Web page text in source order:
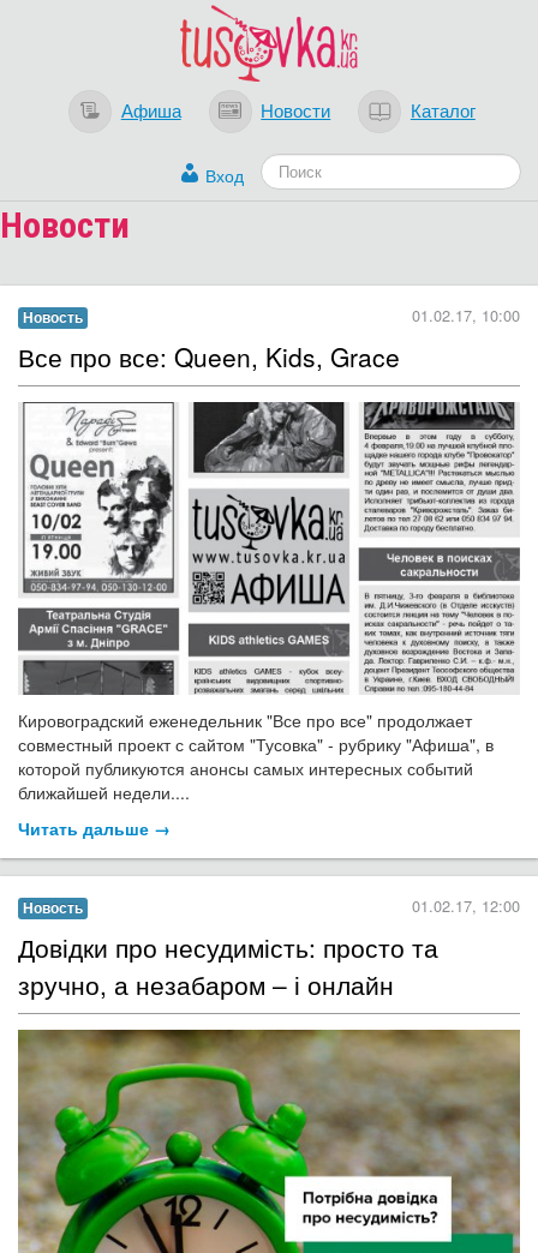
Афиша Новости Каталог
Вход
Новости
Новость 01.02.17, 10:00
Все про все: Queen, Kids, Grace
Кировоградский еженедельник "Все про все" продолжает
совместный проект с сайтом "Тусовка" - рубрику "Афиша", в
которой публикуются анонсы самых интересных событий
ближайшей недели....
Читать дальше →
Новость 01.02.17, 12:00
Довідки про несудимість: просто та
зручно, а незабаром – і онлайн